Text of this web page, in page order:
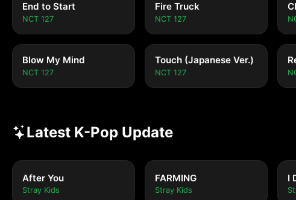
End to Start
NCT 127
Fire Truck
NCT 127
Blow My Mind
NCT 127
Touch (Japanese Ver.)
NCT 127
Latest K-Pop Update
After You
Stray Kids
FARMING
Stray Kids
I